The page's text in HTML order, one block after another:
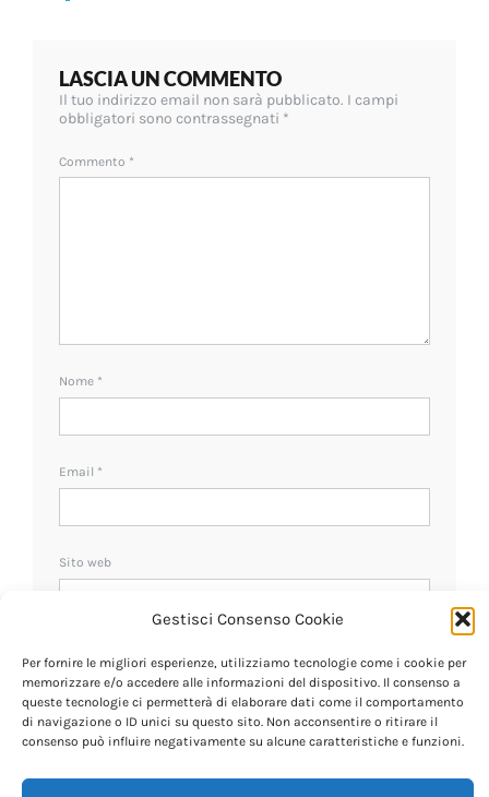
Gestisci Consenso Cookie
Per fornire le migliori esperienze, utilizziamo tecnologie come i cookie per
memorizzare e/o accedere alle informazioni del dispositivo. Il consenso a
queste tecnologie ci permetterà di elaborare dati come il comportamento
di navigazione o ID unici su questo sito. Non acconsentire o ritirare il
consenso può influire negativamente su alcune caratteristiche e funzioni.
LASCIA UN COMMENTO
Il tuo indirizzo email non sarà pubblicato. I campi
obbligatori sono contrassegnati *
Commento *
Nome *
Email *
Sito web